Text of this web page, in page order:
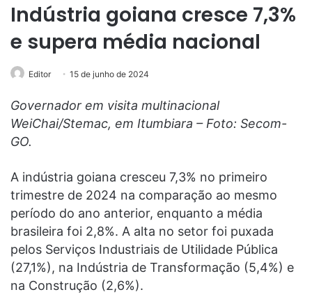
Indústria goiana cresce 7,3%
e supera média nacional
Editor 15 de junho de 2024
Governador em visita multinacional
WeiChai/Stemac, em Itumbiara – Foto: Secom-
GO.
A indústria goiana cresceu 7,3% no primeiro
trimestre de 2024 na comparação ao mesmo
período do ano anterior, enquanto a média
brasileira foi 2,8%. A alta no setor foi puxada
pelos Serviços Industriais de Utilidade Pública
(27,1%), na Indústria de Transformação (5,4%) e
na Construção (2,6%).